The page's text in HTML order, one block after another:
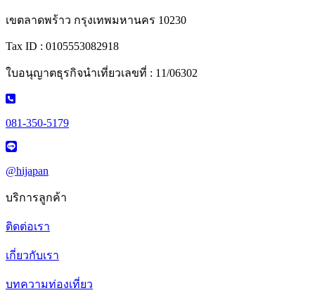
เขตลาดพร้าว กรุงเทพมหานคร 10230
Tax ID : 0105553082918
ใบอนุญาตธุรกิจนำเที่ยวเลขที่ : 11/06302
081-350-5179
@hijapan
บริการลูกค้า
ติดต่อเรา
เกี่ยวกับเรา
บทความท่องเที่ยว